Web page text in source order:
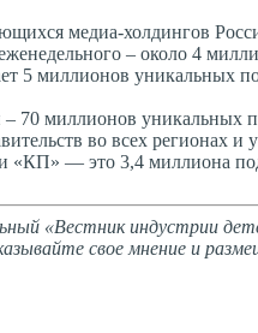
медиа-холдингов
– около 4
5 миллионов уникальных
миллионов уникальных
во всех регионах
«КП» — это 3,4 миллиона
«Вестник индустрии
свое мнение и